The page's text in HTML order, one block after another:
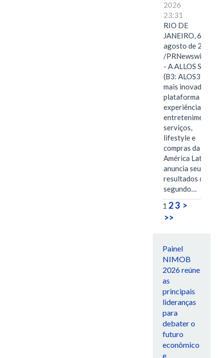
2026
23:31
RIO DE
JANEIRO, 6 de
agosto de 2026
/PRNewswire/ -
- A ALLOS S.A.
(B3: ALOS3), a
mais inovadora
plataforma de
experiências,
entretenimento,
serviços,
lifestyle e
compras da
América Latina
anuncia seus
resultados do
segundo…
1 23 >
>>
Painel
NIMOB
2026 reúne
as
principais
lideranças
para
debater o
futuro
econômico
e